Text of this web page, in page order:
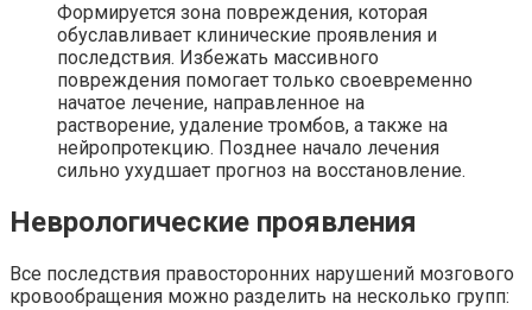
Формируется зона повреждения, которая
обуславливает клинические проявления и
последствия. Избежать массивного
повреждения помогает только своевременно
начатое лечение, направленное на
растворение, удаление тромбов, а также на
нейропротекцию. Позднее начало лечения
сильно ухудшает прогноз на восстановление.
Неврологические проявления
Все последствия правосторонних нарушений мозгового
кровообращения можно разделить на несколько групп: